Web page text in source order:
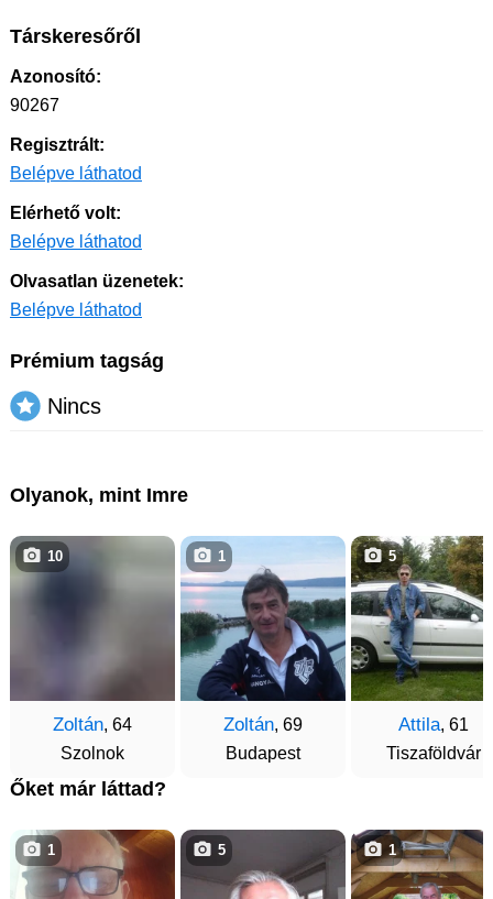
Társkeresőről
Azonosító:
90267
Regisztrált:
Belépve láthatod
Elérhető volt:
Belépve láthatod
Olvasatlan üzenetek:
Belépve láthatod
Prémium tagság
Nincs
Olyanok, mint Imre
Zoltán, 64
Szolnok
10
Zoltán, 69
Budapest
1
Attila, 61
Tiszaföldvár
5
Őket már láttad?
1 5 1